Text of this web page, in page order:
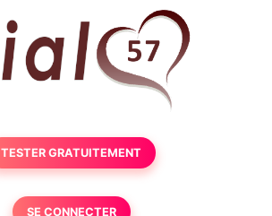
TESTER GRATUITEMENT
SE CONNECTER